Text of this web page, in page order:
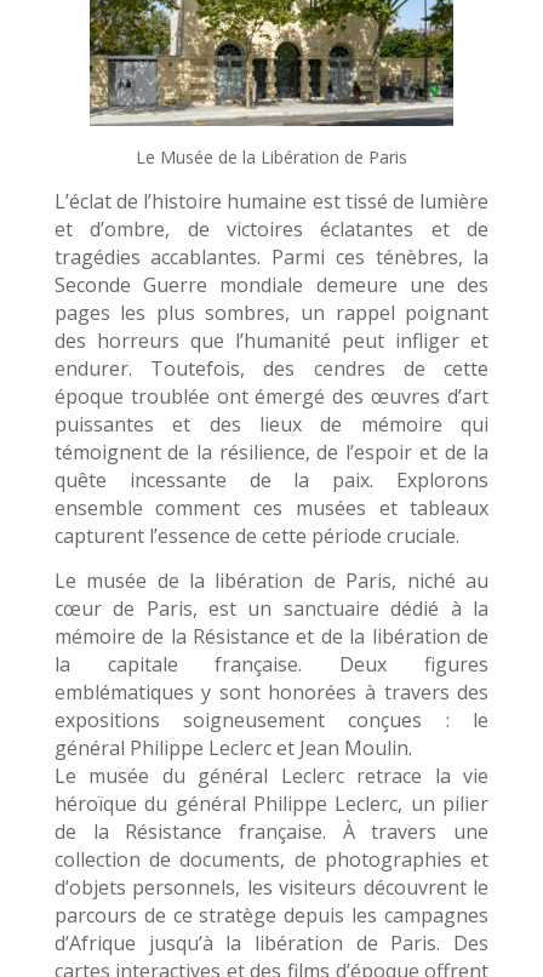
Le Musée de la Libération de Paris
L’éclat de l’histoire humaine est tissé de lumière
et d’ombre, de victoires éclatantes et de
tragédies accablantes. Parmi ces ténèbres, la
Seconde Guerre mondiale demeure une des
pages les plus sombres, un rappel poignant
des horreurs que l’humanité peut infliger et
endurer. Toutefois, des cendres de cette
époque troublée ont émergé des œuvres d’art
puissantes et des lieux de mémoire qui
témoignent de la résilience, de l’espoir et de la
quête incessante de la paix. Explorons
ensemble comment ces musées et tableaux
capturent l’essence de cette période cruciale.
Le musée de la libération de Paris, niché au
cœur de Paris, est un sanctuaire dédié à la
mémoire de la Résistance et de la libération de
la capitale française. Deux figures
emblématiques y sont honorées à travers des
expositions soigneusement conçues : le
général Philippe Leclerc et Jean Moulin.
Le musée du général Leclerc retrace la vie
héroïque du général Philippe Leclerc, un pilier
de la Résistance française. À travers une
collection de documents, de photographies et
d’objets personnels, les visiteurs découvrent le
parcours de ce stratège depuis les campagnes
d’Afrique jusqu’à la libération de Paris. Des
cartes interactives et des films d’époque offrent